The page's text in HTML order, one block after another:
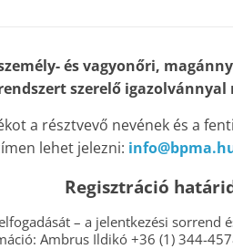
és vagyonőri,
szerelő igazolvánnyal
a résztvevő nevének és a
lehet jelezni:
Regisztráció
– a jelentkezési sorrend
Ambrus Ildikó +36 (1) 344-